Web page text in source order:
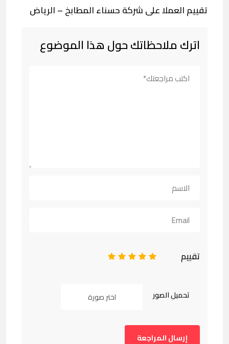
تقييم العملا على شركة حسناء المطابخ – الرياض
اترك ملاحظاتك حول هذا الموضوع
تقييم 5
4
3
2
تحميل الصور اختر صورة